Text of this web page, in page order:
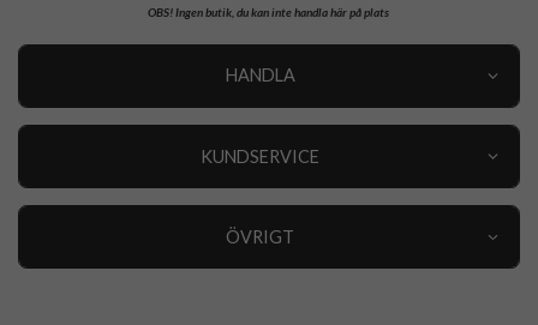
OBS!Ingen butik, du kan inte handla här på plats
HANDLA
KUNDSERVICE
ÖVRIGT